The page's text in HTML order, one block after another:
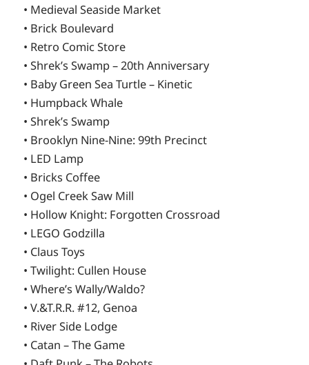
• Medieval Seaside Market
• Brick Boulevard
• Retro Comic Store
• Shrek’s Swamp – 20th Anniversary
• Baby Green Sea Turtle – Kinetic
• Humpback Whale
• Shrek’s Swamp
• Brooklyn Nine-Nine: 99th Precinct
• LED Lamp
• Bricks Coffee
• Ogel Creek Saw Mill
• Hollow Knight: Forgotten Crossroad
• LEGO Godzilla
• Claus Toys
• Twilight: Cullen House
• Where’s Wally/Waldo?
• V.&T.R.R. #12, Genoa
• River Side Lodge
• Catan – The Game